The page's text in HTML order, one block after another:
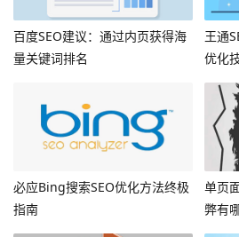
百度SEO建议：通过内页获得海
量关键词排名
王通
优化
必应Bing搜索SEO优化方法终极
指南
单页
弊有